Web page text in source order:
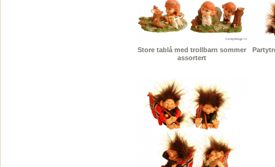
Store tablå med trollbarn sommer
assortert